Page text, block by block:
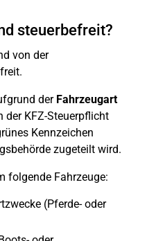
steuerbefreit?
von der
der Fahrzeugart
der KFZ-Steuerpflicht
Kennzeichen
zugeteilt wird.
folgende Fahrzeuge:
(Pferde- oder